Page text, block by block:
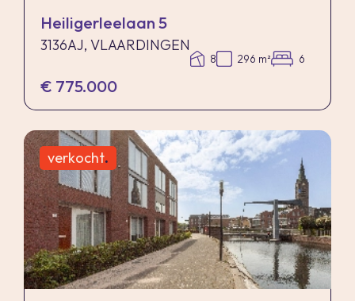
Heiligerleelaan 5
3136AJ, VLAARDINGEN
8 296 m² 6
€ 775.000
verkocht.